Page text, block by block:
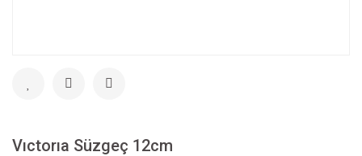
Vıctorıa Süzgeç 12cm